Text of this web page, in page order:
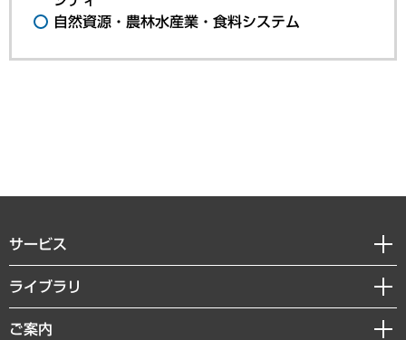
自然資源・農林水産業・食料システム
サービス
経営戦略
組織・人事戦略
デジタルイノベーション
ライブラリ
経済調査
ご案内